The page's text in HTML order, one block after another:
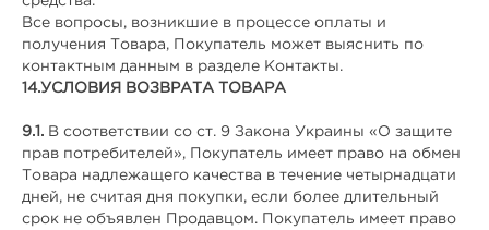
Все вопросы, возникшие в процессе оплаты и
получения Товара, Покупатель может выяснить по
контактным данным в разделе Контакты.
14.УСЛОВИЯ ВОЗВРАТА ТОВАРА
9.1. В соответствии со ст. 9 Закона Украины «О защите
прав потребителей», Покупатель имеет право на обмен
Товара надлежащего качества в течение четырнадцати
дней, не считая дня покупки, если более длительный
срок не объявлен Продавцом. Покупатель имеет право